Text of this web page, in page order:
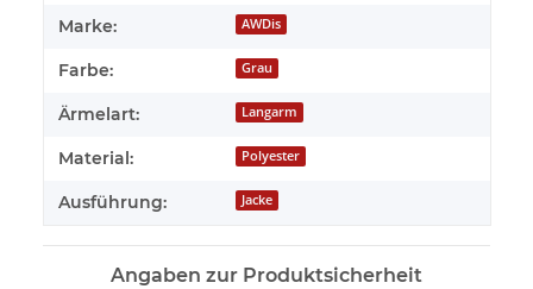
Marke: AWDis
Farbe: Grau
Ärmelart: Langarm
Material: Polyester
Ausführung: Jacke
Angaben zur Produktsicherheit